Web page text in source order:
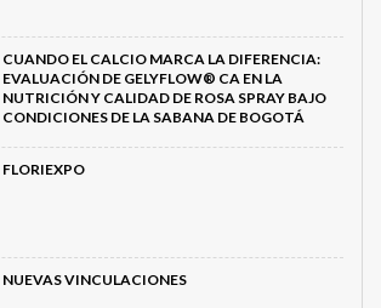
CUANDO EL CALCIO MARCA LA DIFERENCIA:
EVALUACIÓN DE GELYFLOW® CA EN LA
NUTRICIÓN Y CALIDAD DE ROSA SPRAY BAJO
CONDICIONES DE LA SABANA DE BOGOTÁ
FLORIEXPO
NUEVAS VINCULACIONES